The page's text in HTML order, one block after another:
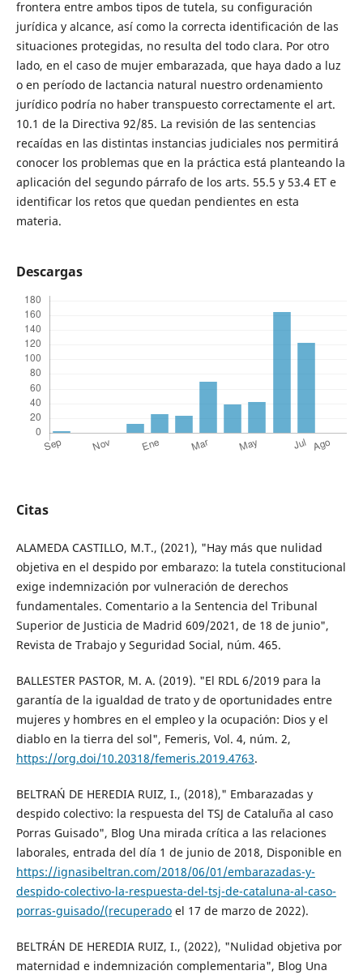
frontera entre ambos tipos de tutela, su configuración
jurídica y alcance, así como la correcta identificación de las
situaciones protegidas, no resulta del todo clara. Por otro
lado, en el caso de mujer embarazada, que haya dado a luz
o en período de lactancia natural nuestro ordenamiento
jurídico podría no haber transpuesto correctamente el art.
10.1 de la Directiva 92/85. La revisión de las sentencias
recaídas en las distintas instancias judiciales nos permitirá
conocer los problemas que en la práctica está planteando la
aplicación del segundo párrafo de los arts. 55.5 y 53.4 ET e
identificar los retos que quedan pendientes en esta
materia.
Descargas
Citas
ALAMEDA CASTILLO, M.T., (2021), "Hay más que nulidad
objetiva en el despido por embarazo: la tutela constitucional
exige indemnización por vulneración de derechos
fundamentales. Comentario a la Sentencia del Tribunal
Superior de Justicia de Madrid 609/2021, de 18 de junio",
Revista de Trabajo y Seguridad Social, núm. 465.
BALLESTER PASTOR, M. A. (2019). "El RDL 6/2019 para la
garantía de la igualdad de trato y de oportunidades entre
mujeres y hombres en el empleo y la ocupación: Dios y el
diablo en la tierra del sol", Femeris, Vol. 4, núm. 2,
https://org.doi/10.20318/femeris.2019.4763.
BELTRAŃ DE HEREDIA RUIZ, I., (2018)," Embarazadas y
despido colectivo: la respuesta del TSJ de Cataluña al caso
Porras Guisado", Blog Una mirada crítica a las relaciones
laborales, entrada del día 1 de junio de 2018, Disponible en
https://ignasibeltran.com/2018/06/01/embarazadas-y-
despido-colectivo-la-respuesta-del-tsj-de-cataluna-al-caso-
porras-guisado/(recuperadoel 17 de marzo de 2022).
BELTRÁN DE HEREDIA RUIZ, I., (2022), "Nulidad objetiva por
maternidad e indemnización complementaria", Blog Una